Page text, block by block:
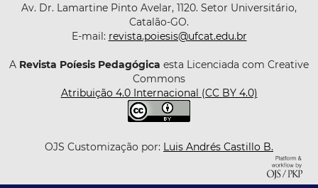
Av. Dr. Lamartine Pinto Avelar, 1120. Setor Universitário,
Catalão-GO.
E-mail: revista.poiesis@ufcat.edu.br
A Revista Poíesis Pedagógica esta Licenciada com Creative
Commons
Atribuição 4.0 Internacional (CC BY 4.0)
OJS Customização por: Luis Andrés Castillo B.